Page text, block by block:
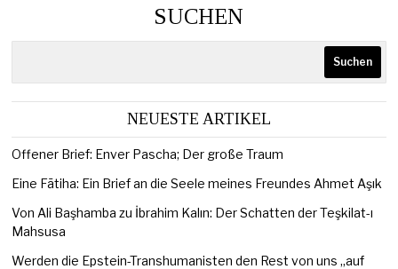
SUCHEN
Suchen
NEUESTE ARTIKEL
Offener Brief: Enver Pascha; Der große Traum
Eine Fātiha: Ein Brief an die Seele meines Freundes Ahmet Aşık
Von Ali Başhamba zu İbrahim Kalın: Der Schatten der Teşkilat-ı
Mahsusa
Werden die Epstein-Transhumanisten den Rest von uns „auf